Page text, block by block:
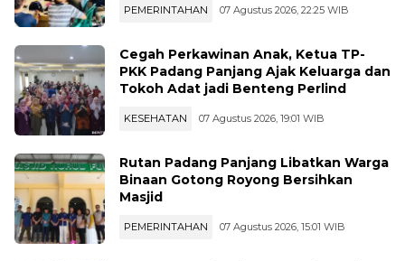
PEMERINTAHAN 07 Agustus 2026, 22:25 WIB
Cegah Perkawinan Anak, Ketua TP-
PKK Padang Panjang Ajak Keluarga dan
Tokoh Adat jadi Benteng Perlind
KESEHATAN 07 Agustus 2026, 19:01 WIB
Rutan Padang Panjang Libatkan Warga
Binaan Gotong Royong Bersihkan
Masjid
PEMERINTAHAN 07 Agustus 2026, 15:01 WIB